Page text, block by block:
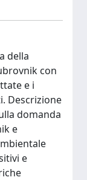
della
con
e i
Descrizione
domanda
e
e